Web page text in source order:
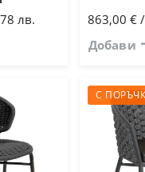
лв.
863,00 €
Добави
С